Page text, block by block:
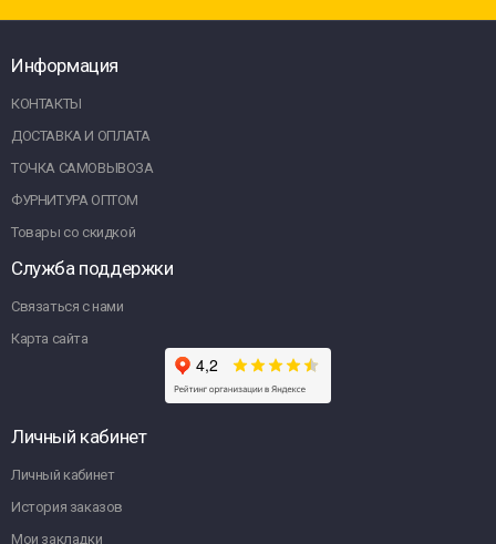
Информация
КОНТАКТЫ
ДОСТАВКА И ОПЛАТА
ТОЧКА САМОВЫВОЗА
ФУРНИТУРА ОПТОМ
Товары со скидкой
Служба поддержки
Связаться с нами
Карта сайта
Личный кабинет
Личный кабинет
История заказов
Мои закладки